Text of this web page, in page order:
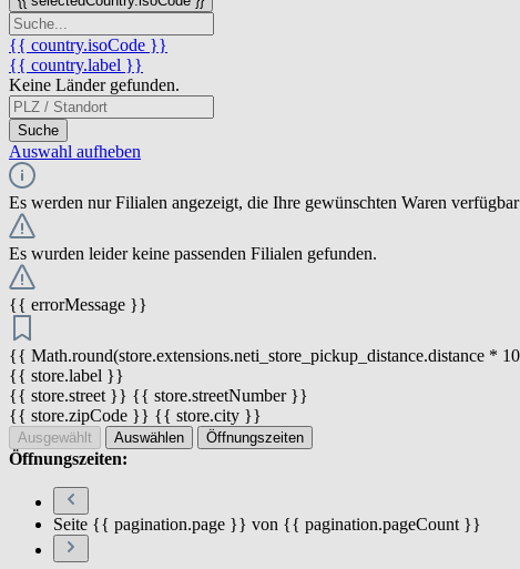
{{ country.isoCode }}
{{ country.label }}
Keine Länder gefunden.
Suche
Auswahl aufheben
Es werden nur Filialen angezeigt, die Ihre gewünschten Waren
Es wurden leider keine passenden Filialen gefunden.
{{ errorMessage }}
{{ Math.round(store.extensions.neti_store_pickup_distance.distance *
{{ store.label }}
{{ store.street }} {{ store.streetNumber }}
{{ store.zipCode }} {{ store.city }}
Ausgewählt Auswählen Öffnungszeiten
Öffnungszeiten:
Seite {{ pagination.page }} von {{ pagination.pageCount }}